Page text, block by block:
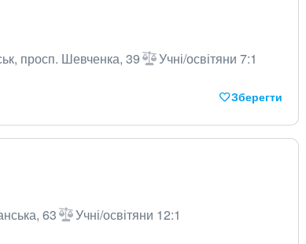
просп. Шевченка, 39 Учні/освітяни 7:1
Зберегти
63 Учні/освітяни 12:1